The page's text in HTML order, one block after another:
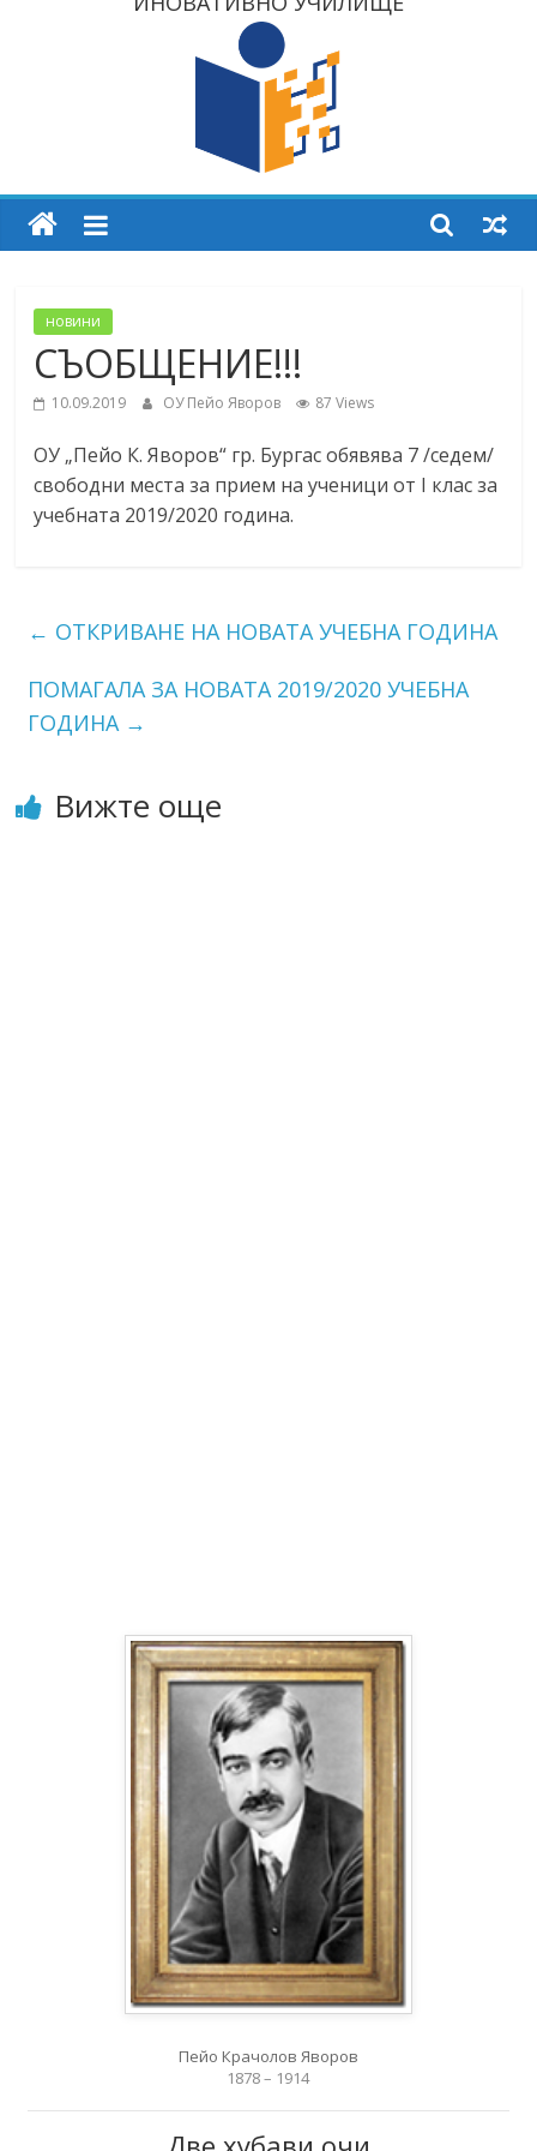
новини
СЪОБЩЕНИЕ!!!
10.09.2019 ОУ Пейо Яворов 87 Views
ОУ „Пейо К. Яворов“ гр. Бургас обявява 7 /седем/
свободни места за прием на ученици от I клас за
учебната 2019/2020 година.
← ОТКРИВАНЕ НА НОВАТА УЧЕБНА ГОДИНА
ПОМАГАЛА ЗА НОВАТА 2019/2020 УЧЕБНА
ГОДИНА →
Вижте още
Пейо Крачолов Яворов
1878 – 1914